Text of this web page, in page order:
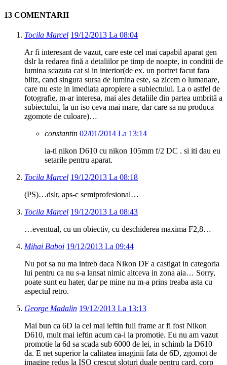
13 COMENTARII
Tocila Marcel 19/12/2013 La 08:04
Ar fi interesant de vazut, care este cel mai capabil aparat gen
dslr la redarea fină a detaliilor pe timp de noapte, in conditii de
lumina scazuta cat si in interior(de ex. un portret facut fara
blitz, cand singura sursa de lumina este, sa zicem o lumanare,
care nu este in imediata apropiere a subiectului. La o astfel de
fotografie, m-ar interesa, mai ales detaliile din partea umbrită a
subiectului, la un iso ceva mai mare, dar care sa nu produca
zgomote de culoare)…
constantin 02/01/2014 La 13:14
ia-ti nikon D610 cu nikon 105mm f/2 DC . si iti dau eu
setarile pentru aparat.
Tocila Marcel 19/12/2013 La 08:18
(PS)…dslr, aps-c semiprofesional…
Tocila Marcel 19/12/2013 La 08:43
…eventual, cu un obiectiv, cu deschiderea maxima F2,8…
Mihai Baboi 19/12/2013 La 09:44
Nu pot sa nu ma intreb daca Nikon DF a castigat in categoria
lui pentru ca nu s-a lansat nimic altceva in zona aia… Sorry,
poate sunt eu hater, dar pe mine nu m-a prins treaba asta cu
aspectul retro.
George Madalin 19/12/2013 La 13:13
Mai bun ca 6D la cel mai ieftin full frame ar fi fost Nikon
D610, mult mai ieftin acum ca-i la promotie. Eu nu am vazut
promotie la 6d sa scada sub 6000 de lei, in schimb la D610
da. E net superior la calitatea imaginii fata de 6D, zgomot de
imagine redus la ISO crescut sloturi duale pentru card, corp